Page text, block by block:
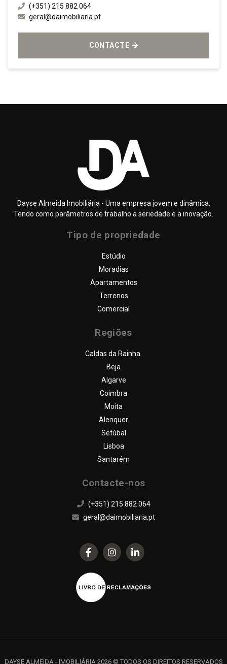
(+351) 215 882 064
geral@daimobiliaria.pt
CONTACTE
Dayse Almeida Imobiliária - Uma empresa jovem e dinâmica.
Tendo como parâmetros de trabalho a seriedade e a inovação.
Tipo de propriedade
Estúdio
Moradias
Apartamentos
Terrenos
Comercial
Regiões
Caldas da Rainha
Beja
Algarve
Coimbra
Moita
Alenquer
Setúbal
Lisboa
Santarém
Contacte-nos
(+351) 215 882 064
geral@daimobiliaria.pt
DAYSE ALMEIDA - IMOBILIÁRIA 2026 © TODOS OS DIREITOS RESERVADOS